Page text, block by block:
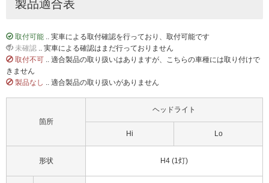
製品適合表
取付可能 .. 実車による取付確認を行っており、取付可能です
未確認 .. 実車による確認はまだ行っておりません
取付不可 .. 適合製品の取り扱いはありますが、こちらの車種には取り付けで
きません
製品なし .. 適合製品の取り扱いがありません
箇所
ヘッドライト
Hi Lo
形状 H4 (1灯)